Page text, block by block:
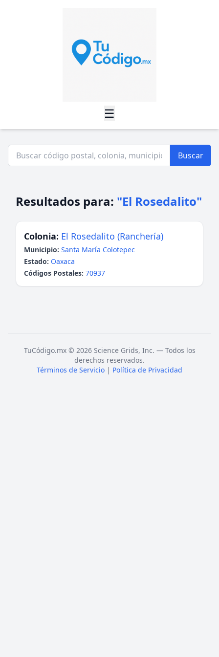
☰
Buscar
Resultados para: "El Rosedalito"
Colonia: El Rosedalito (Ranchería)
Municipio: Santa María Colotepec
Estado: Oaxaca
Códigos Postales: 70937
TuCódigo.mx © 2026 Science Grids, Inc. — Todos los
derechos reservados.
Términos de Servicio | Política de Privacidad